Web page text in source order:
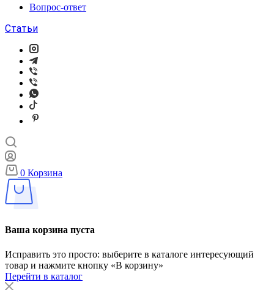
Вопрос-ответ
Статьи
0 Корзина
Ваша корзина пуста
Исправить это просто: выберите в каталоге интересующий
товар и нажмите кнопку «В корзину»
Перейти в каталог